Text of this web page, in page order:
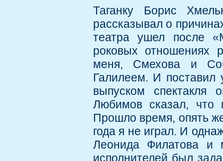
Таганку Борис
рассказывал о
театра ушел после
роковых отношениях
меня, Смехова и
Галилеем. И поставил
выпуском
Любимов сказал, что
Прошло время, опять
года я не играл. И
Леонида Филатова и
исполнителей был